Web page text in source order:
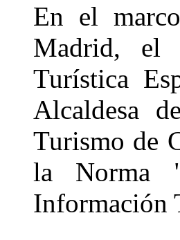
En el
Madrid, el
Turística
Alcaldesa
Turismo de
la Norma
Información